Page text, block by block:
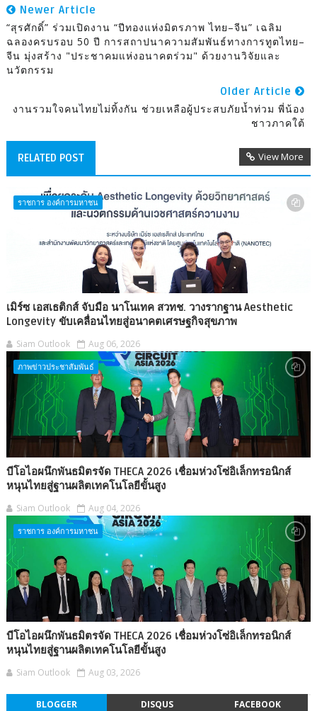
Newer Article
“สุรศักดิ์” ร่วมเปิดงาน “ปีทองแห่งมิตรภาพ ไทย–จีน” เฉลิม
ฉลองครบรอบ 50 ปี การสถาปนาความสัมพันธ์ทางการทูตไทย–
จีน มุ่งสร้าง "ประชาคมแห่งอนาคตร่วม" ด้วยงานวิจัยและ
นวัตกรรม
Older Article
งานรวมใจคนไทยไม่ทิ้งกัน ช่วยเหลือผู้ประสบภัยน้ำท่วม พี่น้อง
ชาวภาคใต้
RELATED POST View More
ราชการ องค์การมหาชน
เมิร์ซ เอสเธติกส์ จับมือ นาโนเทค สวทช. วางรากฐาน Aesthetic
Longevity ขับเคลื่อนไทยสู่อนาคตเศรษฐกิจสุขภาพ
Siam Outlook Aug 06, 2026
ภาพข่าวประชาสัมพันธ์
บีโอไอผนึกพันธมิตรจัด THECA 2026 เชื่อมห่วงโซ่อิเล็กทรอนิกส์
หนุนไทยสู่ฐานผลิตเทคโนโลยีขั้นสูง
Siam Outlook Aug 04, 2026
ราชการ องค์การมหาชน
บีโอไอผนึกพันธมิตรจัด THECA 2026 เชื่อมห่วงโซ่อิเล็กทรอนิกส์
หนุนไทยสู่ฐานผลิตเทคโนโลยีขั้นสูง
Siam Outlook Aug 03, 2026
BLOGGER DISQUS FACEBOOK